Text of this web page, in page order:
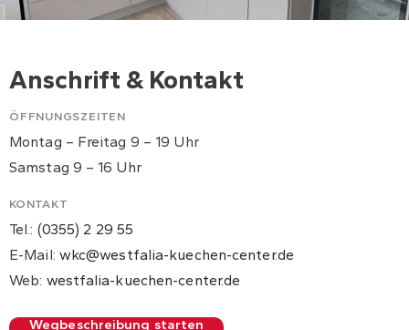
Anschrift & Kontakt
ÖFFNUNGSZEITEN
Montag – Freitag 9 – 19 Uhr
Samstag 9 – 16 Uhr
KONTAKT
Tel.: (0355) 2 29 55
E-Mail: wkc@westfalia-kuechen-center.de
Web: westfalia-kuechen-center.de
Wegbeschreibung starten